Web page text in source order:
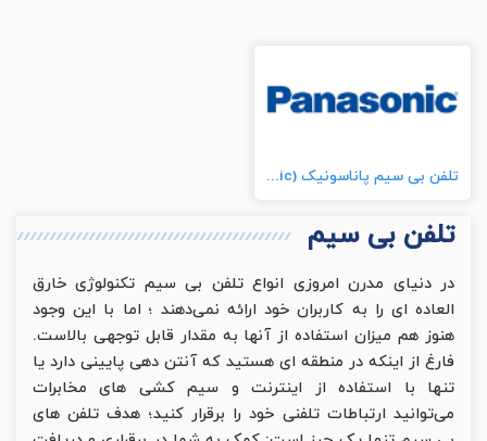
تلفن بی سیم پاناسونیک (Panasonic)
تلفن بی سیم
در دنیای مدرن امروزی انواع تلفن بی سیم تکنولوژی خارق
العاده ای را به کاربران خود ارائه نمی‌دهند ؛ اما با این وجود
هنوز هم میزان استفاده از آنها به مقدار قابل توجهی بالاست.
فارغ از اینکه در منطقه ای هستید که آنتن دهی پایینی دارد یا
تنها با استفاده از اینترنت و سیم کشی های مخابرات
می‌توانید ارتباطات تلفنی خود را برقرار کنید؛ هدف تلفن های